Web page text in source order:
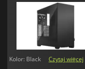
Kolor: Black Czytaj więcej